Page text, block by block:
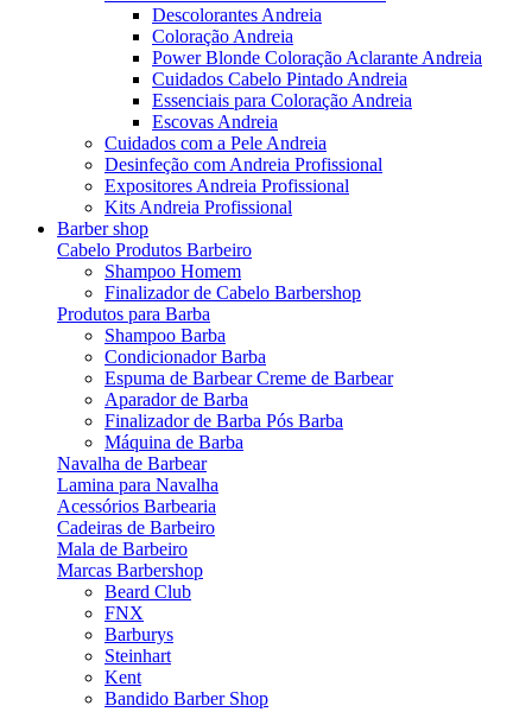
Descolorantes Andreia
Coloração Andreia
Power Blonde Coloração Aclarante Andreia
Cuidados Cabelo Pintado Andreia
Essenciais para Coloração Andreia
Escovas Andreia
Cuidados com a Pele Andreia
Desinfeção com Andreia Profissional
Expositores Andreia Profissional
Kits Andreia Profissional
Barber shop
Cabelo Produtos Barbeiro
Shampoo Homem
Finalizador de Cabelo Barbershop
Produtos para Barba
Shampoo Barba
Condicionador Barba
Espuma de Barbear Creme de Barbear
Aparador de Barba
Finalizador de Barba Pós Barba
Máquina de Barba
Navalha de Barbear
Lamina para Navalha
Acessórios Barbearia
Cadeiras de Barbeiro
Mala de Barbeiro
Marcas Barbershop
Beard Club
FNX
Barburys
Steinhart
Kent
Bandido Barber Shop